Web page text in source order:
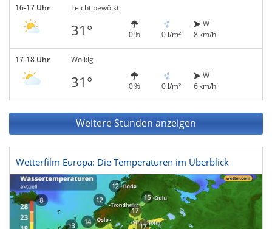
16-17 Uhr Leicht bewölkt
31° 0 % 0 l/m²
W
8 km/h
17-18 Uhr Wolkig
31° 0 % 0 l/m²
W
6 km/h
Weitere Stunden anzeigen
Wetterfilm Europa: Die Temperaturen im Überblick